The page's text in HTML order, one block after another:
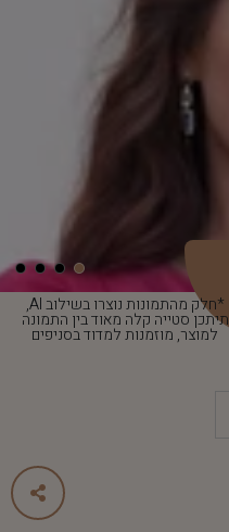
*חלק מהתמונות נוצרו בשילוב AI,
תיתכן סטייה קלה מאוד בין התמונה
למוצר, מוזמנות למדוד בסניפים